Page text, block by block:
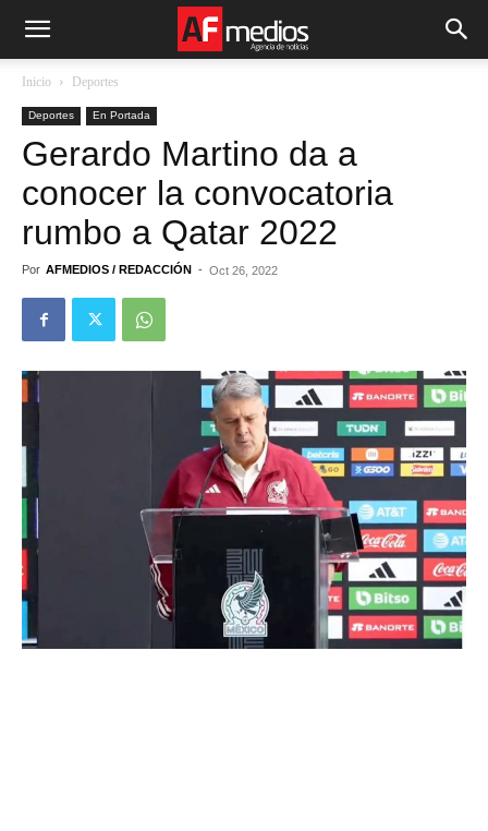
Inicio Deportes
Deportes En Portada
Gerardo Martino da a
conocer la convocatoria
rumbo a Qatar 2022
Por AFMEDIOS / REDACCIÓN - Oct 26, 2022